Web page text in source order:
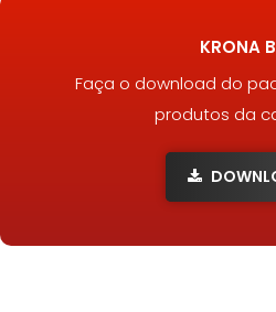
KRONA
Faça o download do
produtos da